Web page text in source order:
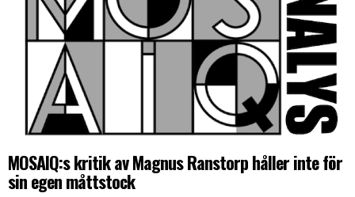
MOSAIQ:s kritik av Magnus Ranstorp håller inte för
sin egen måttstock